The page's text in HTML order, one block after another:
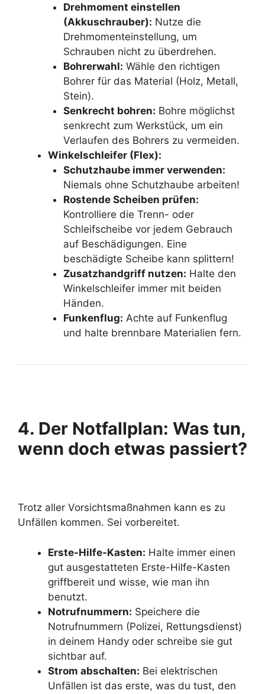
Drehmoment einstellen
(Akkuschrauber): Nutze die
Drehmomenteinstellung, um
Schrauben nicht zu überdrehen.
Bohrerwahl: Wähle den richtigen
Bohrer für das Material (Holz, Metall,
Stein).
Senkrecht bohren: Bohre möglichst
senkrecht zum Werkstück, um ein
Verlaufen des Bohrers zu vermeiden.
Winkelschleifer (Flex):
Schutzhaube immer verwenden:
Niemals ohne Schutzhaube arbeiten!
Rostende Scheiben prüfen:
Kontrolliere die Trenn- oder
Schleifscheibe vor jedem Gebrauch
auf Beschädigungen. Eine
beschädigte Scheibe kann splittern!
Zusatzhandgriff nutzen: Halte den
Winkelschleifer immer mit beiden
Händen.
Funkenflug: Achte auf Funkenflug
und halte brennbare Materialien fern.
4. Der Notfallplan: Was tun,
wenn doch etwas passiert?
Trotz aller Vorsichtsmaßnahmen kann es zu
Unfällen kommen. Sei vorbereitet.
Erste-Hilfe-Kasten: Halte immer einen
gut ausgestatteten Erste-Hilfe-Kasten
griffbereit und wisse, wie man ihn
benutzt.
Notrufnummern: Speichere die
Notrufnummern (Polizei, Rettungsdienst)
in deinem Handy oder schreibe sie gut
sichtbar auf.
Strom abschalten: Bei elektrischen
Unfällen ist das erste, was du tust, den